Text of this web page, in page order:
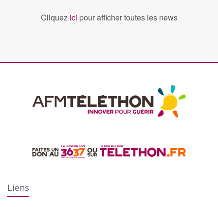
Cliquez ici pour afficher toutes les news
Liens